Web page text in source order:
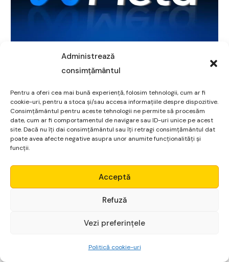
Administrează
consimțământul
Pentru a oferi cea mai bună experiență, folosim tehnologii, cum ar fi
cookie-uri, pentru a stoca și/sau accesa informațiile despre dispozitive.
Consimțământul pentru aceste tehnologii ne permite să procesăm
date, cum ar fi comportamentul de navigare sau ID-uri unice pe acest
site. Dacă nu îți dai consimțământul sau îți retragi consimțământul dat
poate avea afecte negative asupra unor anumite funcționalități și
funcții.
Acceptă
Refuză
Vezi preferințele
Politică cookie-uri
Evoluția platformelor sociale
Meta Platforms continuă să domine peisajul global al
rețelelor sociale, cu peste 3,6 miliarde de utilizatori
activi lunar în 2024. În special, aplicațiile din familia
zilnic, consolidându-și poziția de lider în interacțiunile
sociale digitale.
În ciuda pierderilor cumulate de 68,9 miliarde de dolari
până la sfârșitul anului 2024 în divizia Reality Labs,
Micro Alpha
Începe gratuit